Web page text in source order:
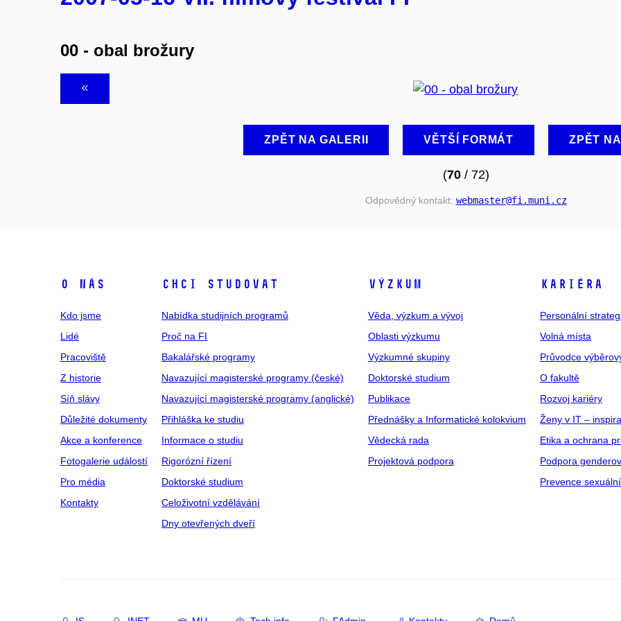
00 - obal brožury
ZPĚT NA GALERII VĚTŠÍ FORMÁT ZPĚT
(70/ 72)
Odpovědný kontakt: webmaster@fi .muni .cz
O NÁS
Kdo jsme
Lidé
Pracoviště
Z historie
Síň slávy
Důležité dokumenty
Akce a konference
Fotogalerie událostí
Pro média
Kontakty
CHCI STUDOVAT
Nabídka studijních programů
Proč na FI
Bakalářské programy
Navazující magisterské programy (české)
Navazující magisterské programy (anglické)
Přihláška ke studiu
Informace o studiu
Rigorózní řízení
Doktorské studium
Celoživotní vzdělávání
Dny otevřených dveří
VÝZKUM
Věda, výzkum a vývoj
Oblasti výzkumu
Výzkumné skupiny
Doktorské studium
Publikace
Přednášky a Informatické kolokvium
Vědecká rada
Projektová podpora
KARIÉRA
Personální
Volná místa
Průvodce
O fakultě
Rozvoj kariéry
Ženy v IT –
Etika a ochrana
Podpora
Prevence